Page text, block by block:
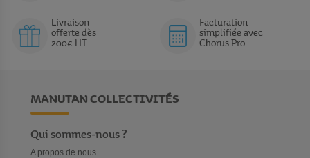
travail de votre enseigne. Les modes mains libres ou haut-
parleurs permettront aux professionnels de travailler dans les
Livraison
offerte dès
200€ HT
Facturation
simplifiée avec
Chorus Pro
MANUTAN COLLECTIVITÉS
Qui sommes-nous ?
A propos de nous